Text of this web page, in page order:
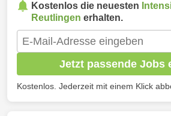
Kostenlos die neuesten
Reutlingen erhalten.
Jetzt passende Jobs
Kostenlos. Jederzeit mit einem Klick